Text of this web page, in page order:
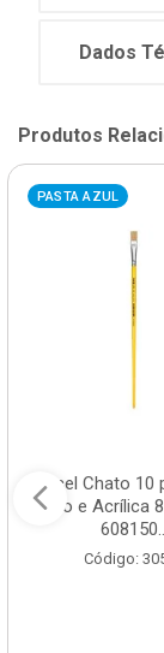
Dados
Produtos
PASTA AZUL
Pincel Chato 10
Óleo e Acrílica
Código: